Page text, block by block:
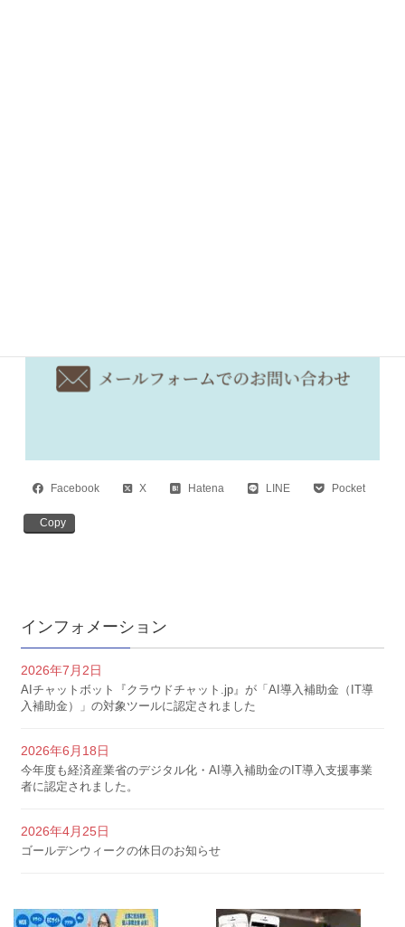
Facebook X Hatena LINE Pocket
Copy
インフォメーション
2026年7月2日
AIチャットボット『クラウドチャット.jp』が「AI導入補助金（IT導
入補助金）」の対象ツールに認定されました
2026年6月18日
今年度も経済産業省のデジタル化・AI導入補助金のIT導入支援事業
者に認定されました。
2026年4月25日
ゴールデンウィークの休日のお知らせ